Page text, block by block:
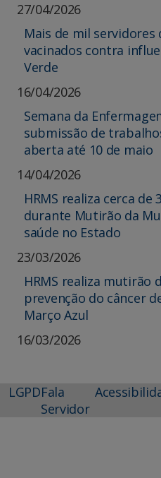
27/04/2026
Mais de mil servidores
vacinados contra
Verde
16/04/2026
Semana da
submissão de
aberta até 10 de maio
14/04/2026
HRMS realiza cerca
durante Mutirão da
saúde no Estado
23/03/2026
HRMS realiza mutirão
prevenção do câncer
Março Azul
16/03/2026
LGPDFala
Servidor